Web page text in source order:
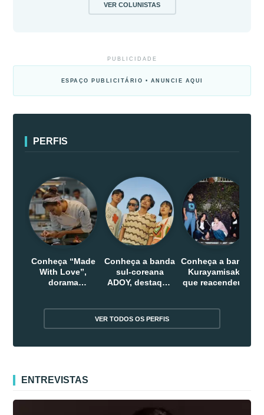
VER COLUNISTAS
PUBLICIDADE
ESPAÇO PUBLICITÁRIO • ANUNCIE AQUI
PERFIS
Conheça “Made
With Love”,
dorama
Conheça a banda
sul-coreana
ADOY, destaque
Conheça a banda
Kurayamisaka
que reacendeu o
VER TODOS OS PERFIS
ENTREVISTAS